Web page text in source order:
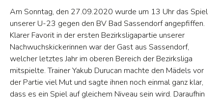
Am Sonntag, den 27.09.2020 wurde um 13 Uhr das Spiel
unserer U-23 gegen den BV Bad Sassendorf angepfiffen.
Klarer Favorit in der ersten Bezirksligapartie unserer
Nachwuchskickerinnen war der Gast aus Sassendorf,
welcher letztes Jahr im oberen Bereich der Bezirksliga
mitspielte. Trainer Yakub Durucan machte den Mädels vor
der Partie viel Mut und sagte ihnen noch einmal ganz klar,
dass es ein Spiel auf gleichem Niveau sein wird. Daraufhin